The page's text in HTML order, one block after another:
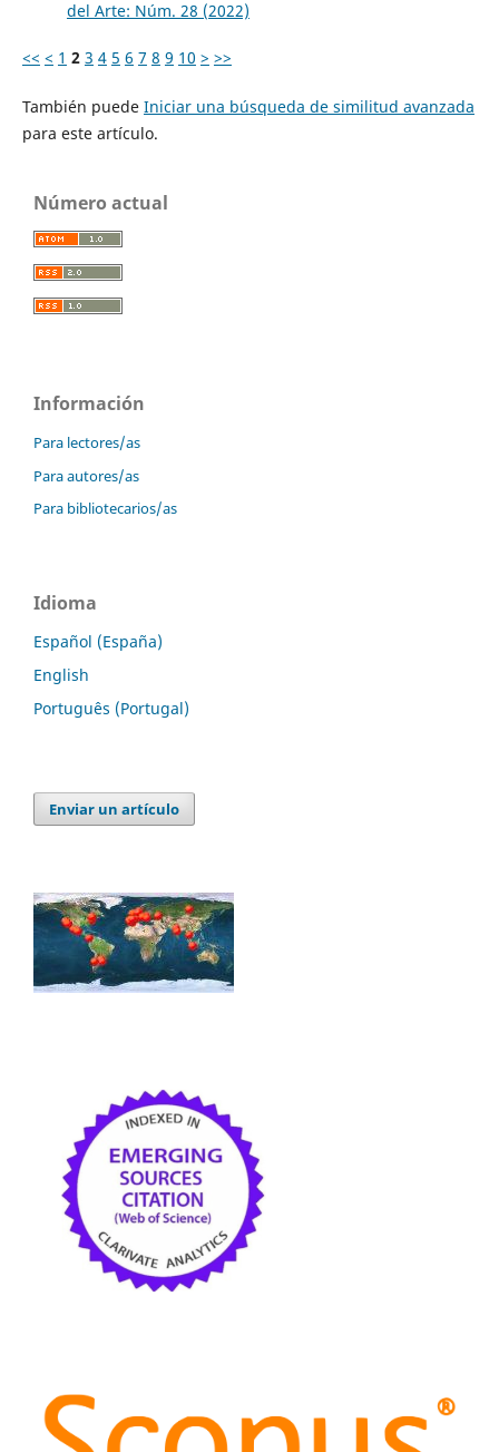
del Arte: Núm. 28 (2022)
<< < 1 2 3 4 5 6 7 8 9 10 > >>
También puede Iniciar una búsqueda de similitud avanzada
para este artículo.
Número actual
Información
Para lectores/as
Para autores/as
Para bibliotecarios/as
Idioma
Español (España)
English
Português (Portugal)
Enviar un artículo